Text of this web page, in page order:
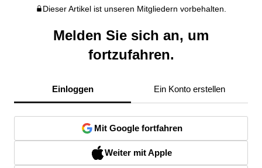
Dieser Artikel ist unseren Mitgliedern vorbehalten.
Melden Sie sich an, um
fortzufahren.
Einloggen Ein Konto erstellen
Mit Google fortfahren
Weiter mit Apple